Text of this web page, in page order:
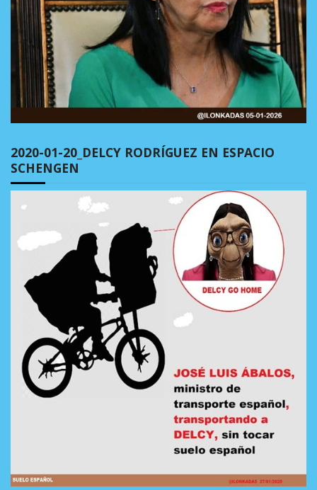
2020-01-20_DELCY RODRÍGUEZ EN ESPACIO
SCHENGEN